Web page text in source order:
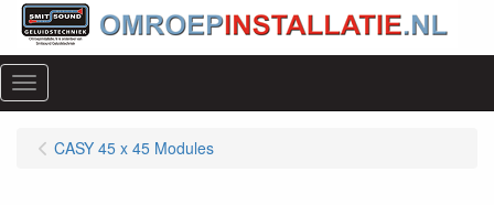
Menu
CASY 45 x 45 Modules